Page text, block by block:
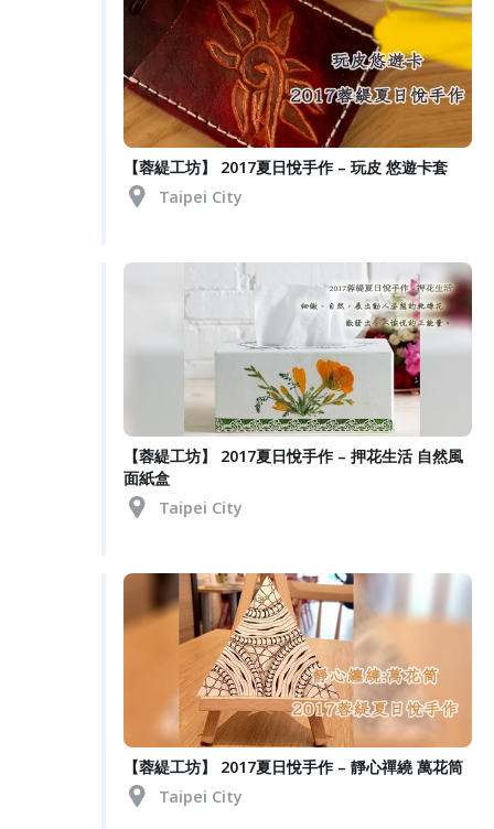
【蓉緹工坊】 2017夏日悅手作 – 玩皮 悠遊卡套
Taipei City
【蓉緹工坊】 2017夏日悅手作 – 押花生活 自然風
面紙盒
Taipei City
【蓉緹工坊】 2017夏日悅手作 – 靜心禪繞 萬花筒
Taipei City